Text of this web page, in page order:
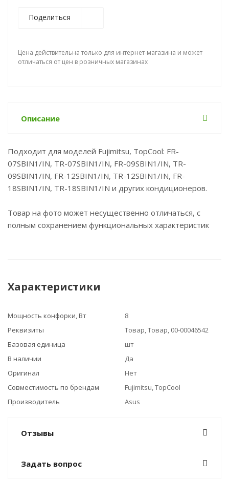
Поделиться
Цена действительна только для интернет-магазина и может
отличаться от цен в розничных магазинах
Описание
Подходит для моделей Fujimitsu, TopCool: FR-
07SBIN1/IN, TR-07SBIN1/IN, FR-09SBIN1/IN, TR-
09SBIN1/IN, FR-12SBIN1/IN, TR-12SBIN1/IN, FR-
18SBIN1/IN, TR-18SBIN1/IN и других кондиционеров.
Товар на фото может несущественно отличаться, с
полным сохранением функциональных характеристик
Характеристики
Мощность конфорки, Вт
8
Реквизиты
Товар, Товар, 00-00046542
Базовая единица
шт
В наличии
Да
Оригинал
Нет
Совместимость по брендам
Fujimitsu, TopCool
Производитель
Asus
Отзывы
Задать вопрос